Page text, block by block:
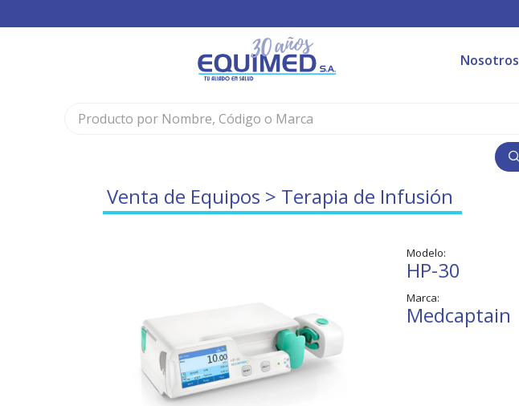
Nosotros
Venta de Equipos > Terapia de Infusión
Modelo:
HP-30
Marca:
Medcaptain